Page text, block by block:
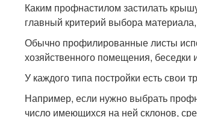
Каким профнастилом застилать
главный критерий выбора
Обычно профилированные листы
хозяйственного помещения, беседки
У каждого типа постройки есть свои
Например, если нужно выбрать
число имеющихся на ней склонов,